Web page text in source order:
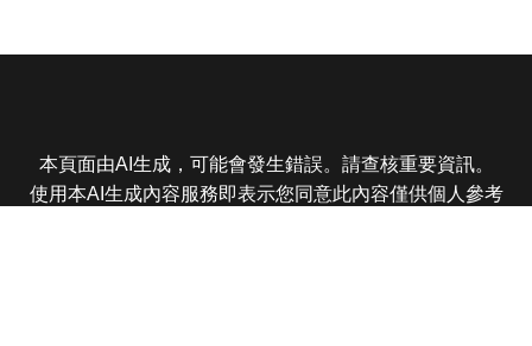
本頁面由AI生成，可能會發生錯誤。請查核重要資訊。
使用本AI生成內容服務即表示您同意此內容僅供個人參考